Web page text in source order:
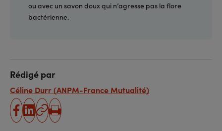
ou avec un savon doux qui n’agresse pas la flore
bactérienne.
Rédigé par
Céline Durr (ANPM-France Mutualité)
partager
partager
Copier
Imprimer